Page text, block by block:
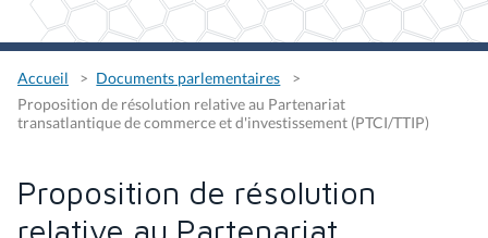
Accueil
Documents parlementaires
Proposition de résolution relative au Partenariat
transatlantique de commerce et d'investissement (PTCI/TTIP)
Proposition de résolution
relative au Partenariat